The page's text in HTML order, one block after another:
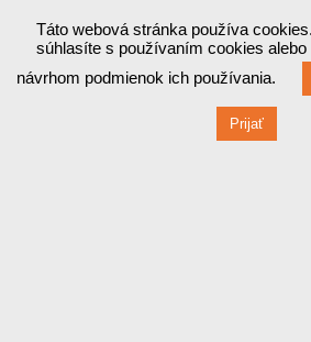
Červená 470 / 1
Táto webová stránka používa
súhlasíte s používaním cookies
návrhom podmienok ich používania.
Prijať